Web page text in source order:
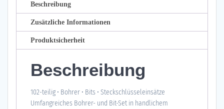
Beschreibung
Zusätzliche Informationen
Produktsicherheit
Beschreibung
102-teilig • Bohrer • Bits • Steckschlüsseleinsätze
Umfangreiches Bohrer- und Bit-Set in handlichem